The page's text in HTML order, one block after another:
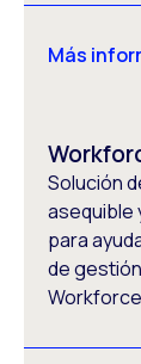
Más
Solución
asequible
para
de